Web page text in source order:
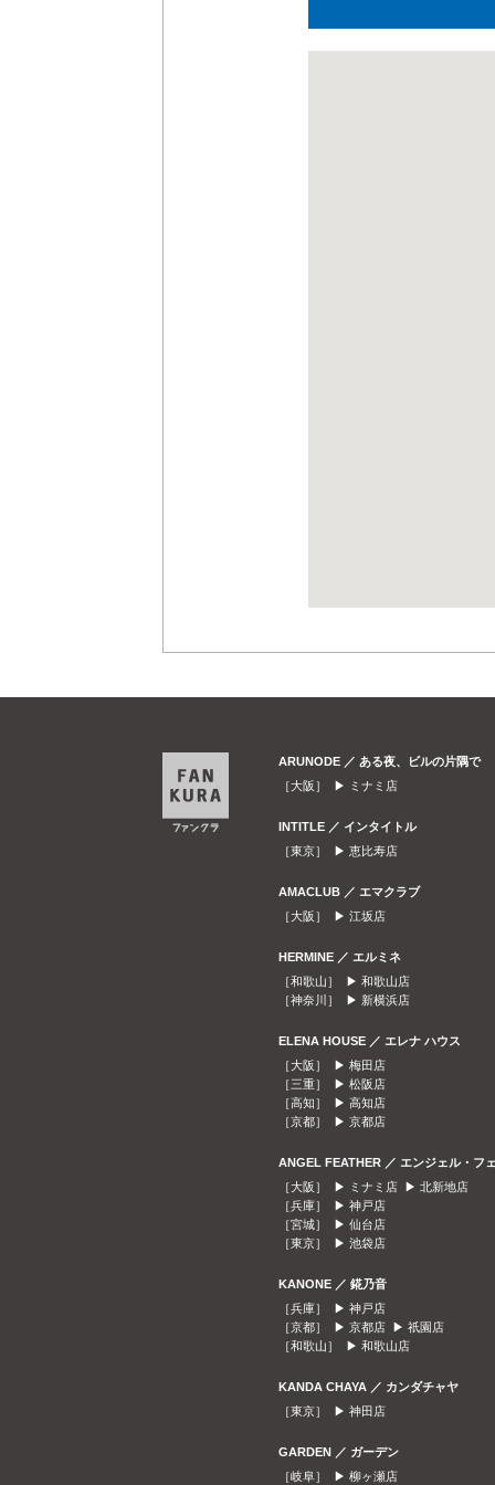
ARUNODE ／ ある夜、ビルの片隅で
［大阪］ ▶
ミナミ店
INTITLE ／ インタイトル
［東京］ ▶ 恵比寿店
AMACLUB ／ エマクラブ
［大阪］ ▶ 江坂店
HERMINE ／ エルミネ
［和歌山］ ▶ 和歌山店
［神奈川］ ▶ 新横浜店
ELENA HOUSE ／ エレナ ハウス
［大阪］ ▶ 梅田店
［三重］ ▶ 松阪店
［高知］ ▶ 高知店
［京都］ ▶ 京都店
ANGEL FEATHER ／ エンジェル・フ
［大阪］ ▶
ミナミ店 ▶ 北新地店
［兵庫］ ▶ 神戸店
［宮城］ ▶ 仙台店
［東京］ ▶ 池袋店
KANONE ／ 錵乃音
［兵庫］ ▶ 神戸店
［京都］ ▶ 京都店 ▶ 祇園店
［和歌山］ ▶ 和歌山店
KANDA CHAYA ／ カンダチャヤ
［東京］ ▶ 神田店
GARDEN ／ ガーデン
［岐阜］ ▶ 柳ヶ瀬店